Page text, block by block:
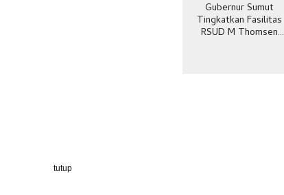
Gubernur Sumut
Tingkatkan Fasilitas
RSUD M Thomsen
tutup